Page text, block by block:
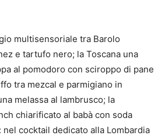
multisensoriale tra Barolo
e tartufo nero; la Toscana una
al pomodoro con sciroppo di pane
tra mezcal e parmigiano in
melassa al lambrusco; la
chiarificato al babà con soda
nel cocktail dedicato alla Lombardia